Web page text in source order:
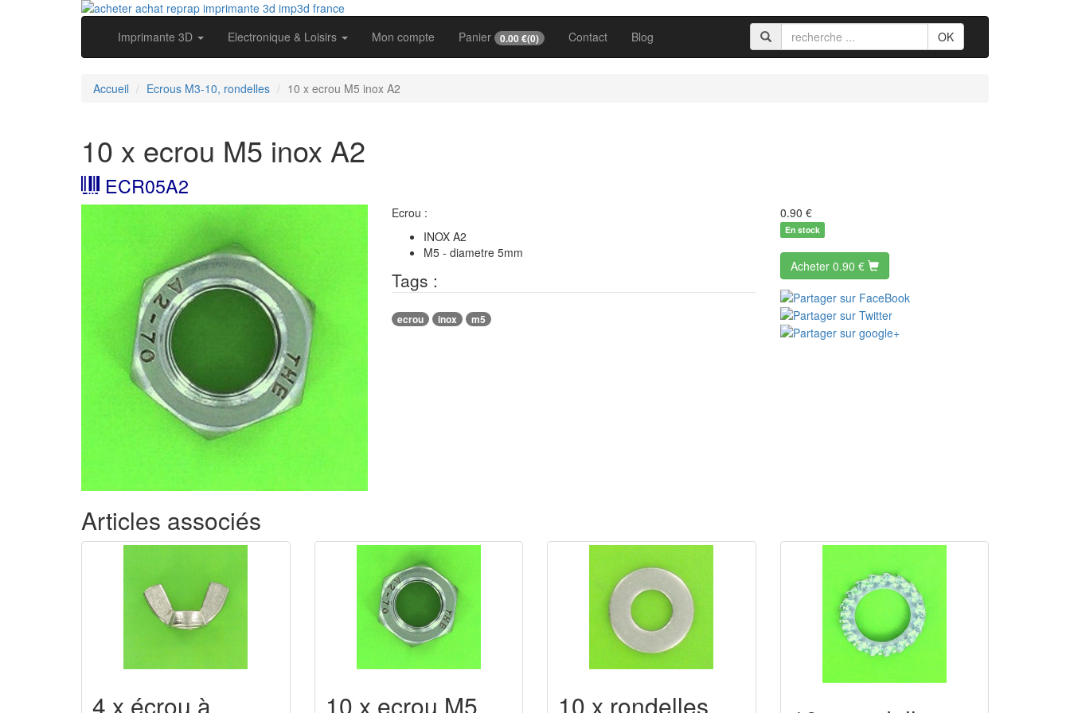
Imprimante 3D Electronique & Loisirs Mon compte Panier 0.00 €(0) Contact Blog OK
Accueil Ecrous M3-10, rondelles 10 x ecrou M5 inox A2
10 x ecrou M5 inox A2
ECR05A2
Ecrou :
INOX A2
M5 - diametre 5mm
Tags :
ecrou inox m5
0.90 €
En stock
Acheter 0.90 €
Articles associés
4 x écrou à 10 x ecrou M5 10 x rondelles